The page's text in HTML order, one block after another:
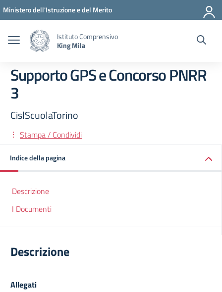
Vai ai contenuti
Vai al menu di navigazione
Vai al footer
Ministero dell'Istruzione e del Merito
Istituto Comprensivo
King Mila
Supporto GPS e Concorso PNRR
3
CislScuolaTorino
Stampa / Condividi
Indice della pagina
Descrizione
I Documenti
Descrizione
Allegati